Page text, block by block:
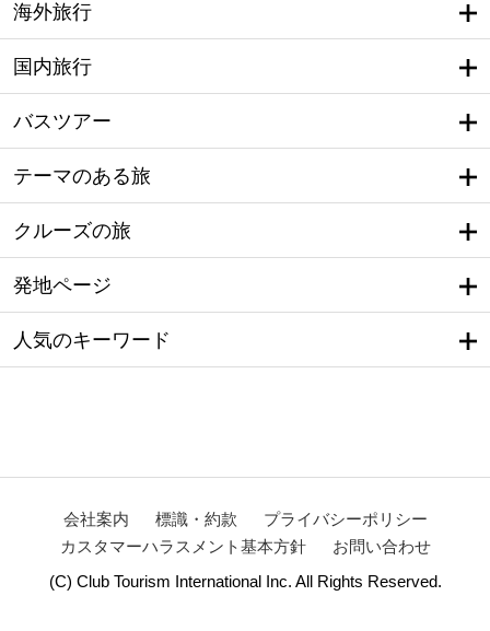
海外旅行
国内旅行
バスツアー
テーマのある旅
クルーズの旅
発地ページ
人気のキーワード
会社案内 標識・約款
プライバシーポリシー
カスタマーハラスメント基本方針
お問い合わせ
(C) Club Tourism International Inc. All Rights Reserved.